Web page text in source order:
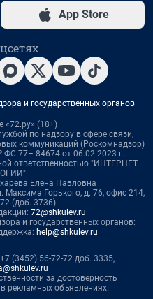
App Store
и государственных органов
«72.ру» (18+)
по надзору в сфере связи,
коммуникаций (Роскомнадзор)
77– 84674 от 06.02.2023 г.
ответственностью "ИНТЕРНЕТ
Елена Павловна
Максима Горького, д. 76, офис 214,
(доб. 3736)
72@shkulev.ru
и государственных органов:
help@shkulev.ru
(3452) 56-72-72 доб. 3335,
за достоверность
рекламных объявлениях.